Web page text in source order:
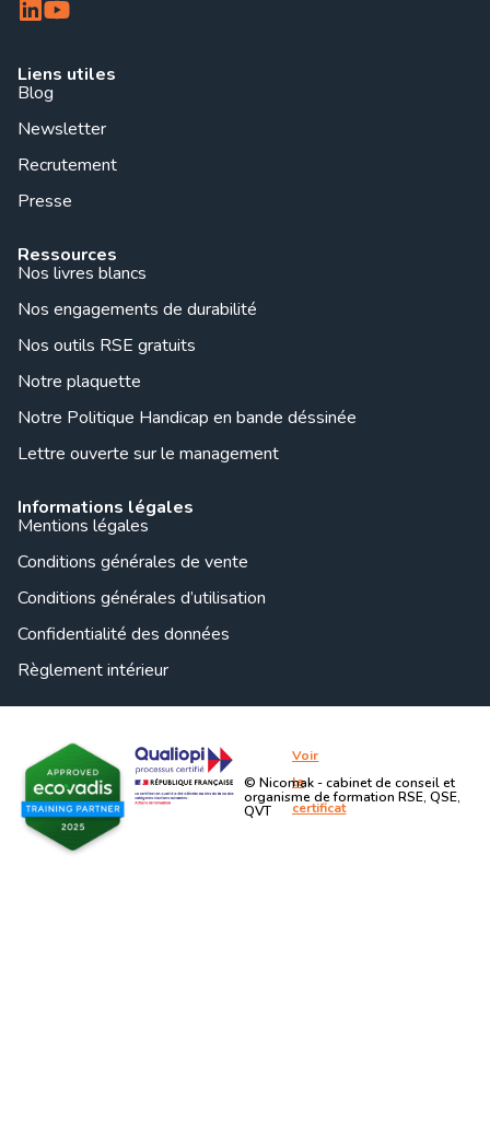
Liens utiles
Blog
Newsletter
Recrutement
Presse
Ressources
Nos livres blancs
Nos engagements de durabilité
Nos outils RSE gratuits
Notre plaquette
Notre Politique Handicap en bande déssinée
Lettre ouverte sur le management
Informations légales
Mentions légales
Conditions générales de vente
Conditions générales d’utilisation
Confidentialité des données
Règlement intérieur
Voir
le
certificat
© Nicomak - cabinet de conseil et
organisme de formation RSE, QSE,
QVT